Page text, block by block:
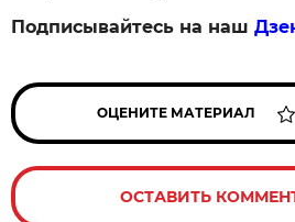
Подписывайтесь на наш
ОЦЕНИТЕ МАТЕРИАЛ
ОСТАВИТЬ